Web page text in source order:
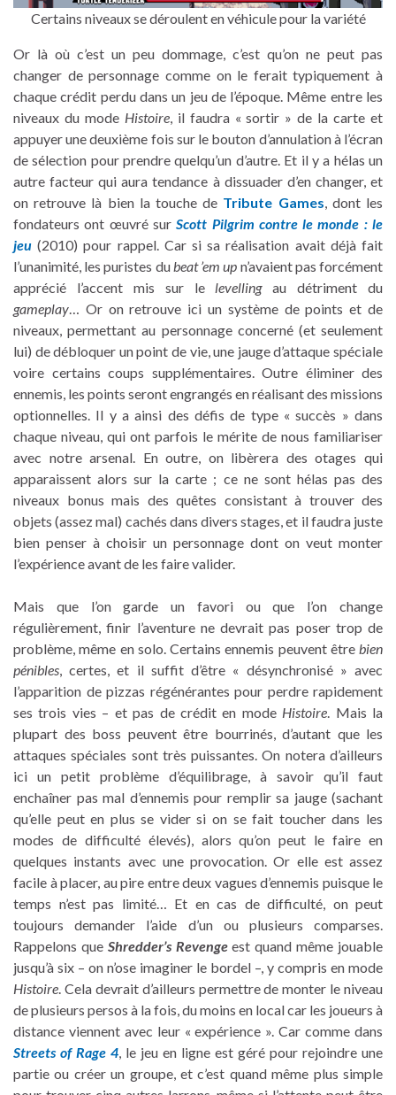
Certains niveaux se déroulent en véhicule pour la variété
Or là où c’est un peu dommage, c’est qu’on ne peut pas
changer de personnage comme on le ferait typiquement à
chaque crédit perdu dans un jeu de l’époque. Même entre les
niveaux du mode Histoire, il faudra « sortir » de la carte et
appuyer une deuxième fois sur le bouton d’annulation à l’écran
de sélection pour prendre quelqu’un d’autre. Et il y a hélas un
autre facteur qui aura tendance à dissuader d’en changer, et
on retrouve là bien la touche de Tribute Games, dont les
fondateurs ont œuvré surScott Pilgrim contre le monde : le
jeu (2010) pour rappel. Car si sa réalisation avait déjà fait
l’unanimité, les puristes dubeat ’em up n’avaient pas forcément
apprécié l’accent mis sur le levellingau détriment du
gameplay… Or on retrouve ici un système de points et de
niveaux, permettant au personnage concerné (et seulement
lui) de débloquer un point de vie, une jauge d’attaque spéciale
voire certains coups supplémentaires. Outre éliminer des
ennemis, les points seront engrangés en réalisant des missions
optionnelles. Il y a ainsi des défis de type « succès » dans
chaque niveau, qui ont parfois le mérite de nous familiariser
avec notre arsenal. En outre, on libèrera des otages qui
apparaissent alors sur la carte ; ce ne sont hélas pas des
niveaux bonus mais des quêtes consistant à trouver des
objets (assez mal) cachés dans divers stages, et il faudra juste
bien penser à choisir un personnage dont on veut monter
l’expérience avant de les faire valider.
Mais que l’on garde un favori ou que l’on change
régulièrement, finir l’aventure ne devrait pas poser trop de
problème, même en solo. Certains ennemis peuvent être bien
pénibles, certes, et il suffit d’être « désynchronisé » avec
l’apparition de pizzas régénérantes pour perdre rapidement
ses trois vies – et pas de crédit en mode Histoire. Mais la
plupart des boss peuvent être bourrinés, d’autant que les
attaques spéciales sont très puissantes. On notera d’ailleurs
ici un petit problème d’équilibrage, à savoir qu’il faut
enchaîner pas mal d’ennemis pour remplir sa jauge (sachant
qu’elle peut en plus se vider si on se fait toucher dans les
modes de difficulté élevés), alors qu’on peut le faire en
quelques instants avec une provocation. Or elle est assez
facile à placer, au pire entre deux vagues d’ennemis puisque le
temps n’est pas limité… Et en cas de difficulté, on peut
toujours demander l’aide d’un ou plusieurs comparses.
Rappelons que Shredder’s Revengeest quand même jouable
jusqu’à six – on n’ose imaginer le bordel –, y compris en mode
Histoire. Cela devrait d’ailleurs permettre de monter le niveau
de plusieurs persos à la fois, du moins en local car les joueurs à
distance viennent avec leur « expérience ». Car comme dans
Streets of Rage 4, le jeu en ligne est géré pour rejoindre une
partie ou créer un groupe, et c’est quand même plus simple